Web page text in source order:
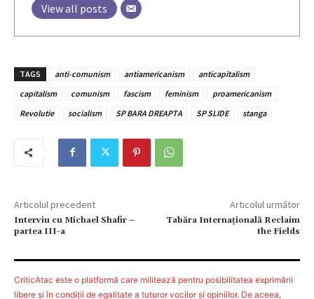
View all posts
TAGS anti-comunism antiamericanism
anticapitalism
capitalism
comunism fascism feminism
proamericanism
Revolutie
socialism SP BARA DREAPTA SP SLIDE stanga
Articolul precedent
Interviu cu Michael Shafir –
partea III-a
Articolul următor
Tabăra Internațională Reclaim
the Fields
CriticAtac este o platformă care militează pentru posibilitatea exprimării
libere şi în condiţii de egalitate a tuturor vocilor şi opiniilor. De aceea,